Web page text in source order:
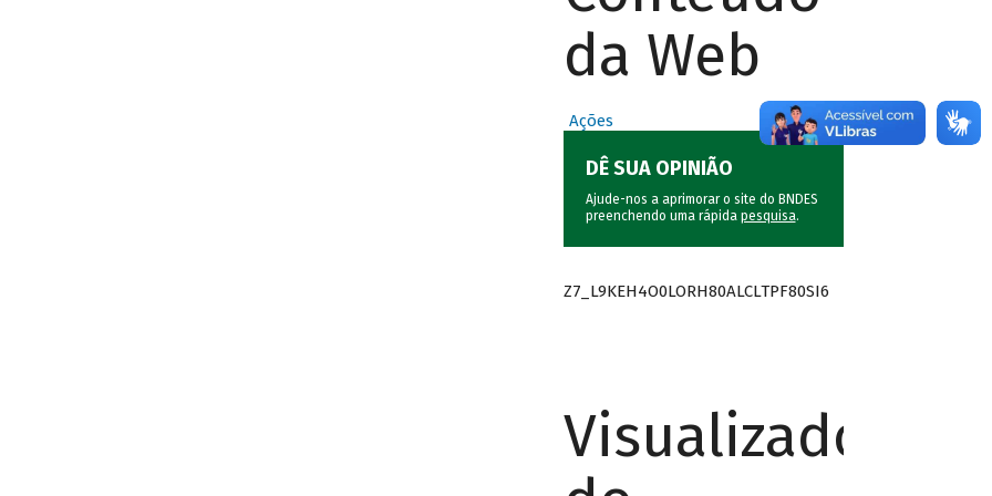
da Web
Ações
DÊ SUA OPINIÃO
Ajude-nos a aprimorar o site do BNDES
preenchendo uma rápida pesquisa.
Z7_L9KEH4O0LORH80ALCLTPF80SI6
Visualizador